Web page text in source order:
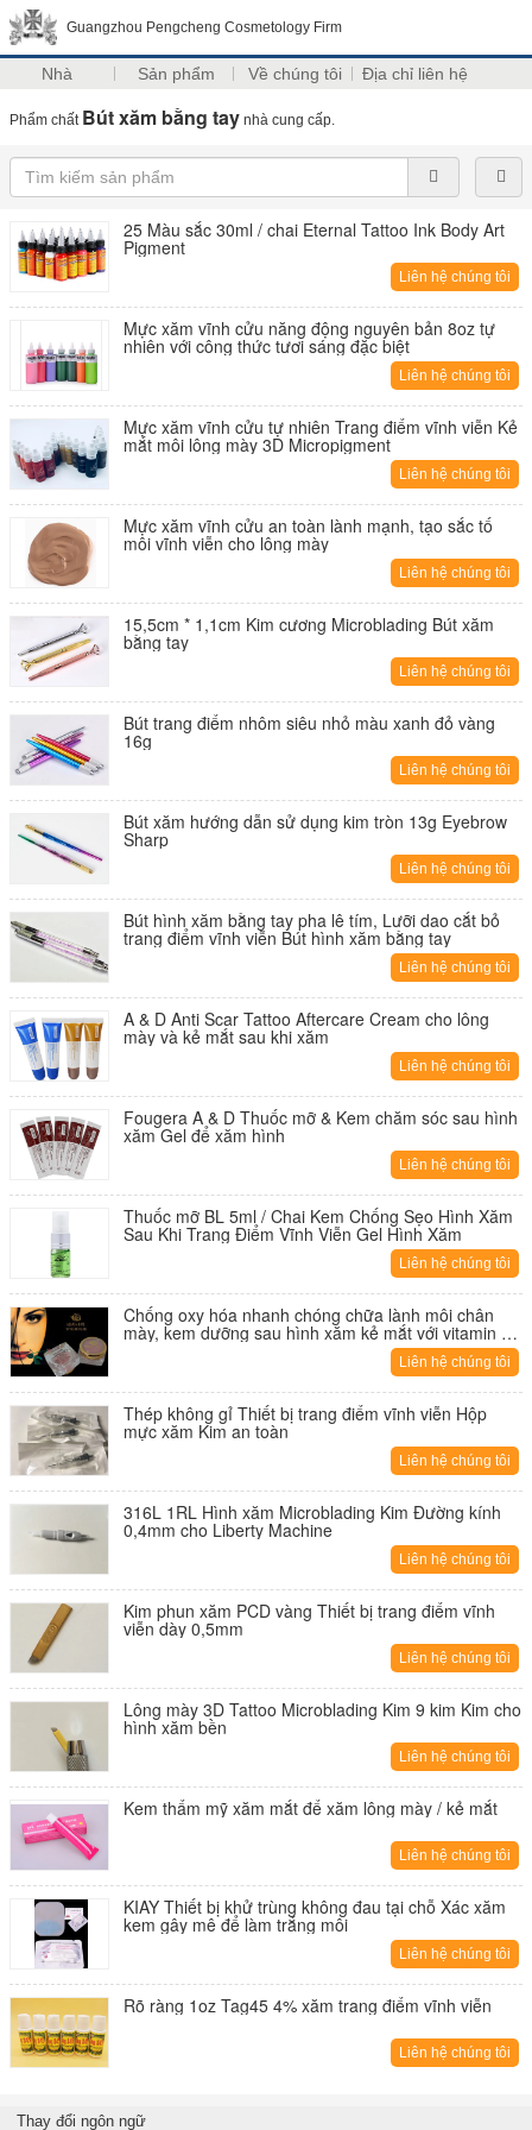
Guangzhou Pengcheng Cosmetology Firm
Nhà Sản phẩm Về chúng tôi Địa chỉ liên hệ
Phẩm chất Bút xăm bằng tay nhà cung cấp.
25 Màu sắc 30ml / chai Eternal Tattoo Ink Body Art
Pigment
Liên hệ chúng tôi
Mực xăm vĩnh cửu năng động nguyên bản 8oz tự
nhiên với công thức tươi sáng đặc biệt
Liên hệ chúng tôi
Mực xăm vĩnh cửu tự nhiên Trang điểm vĩnh viễn Kẻ
mắt môi lông mày 3D Micropigment
Liên hệ chúng tôi
Mực xăm vĩnh cửu an toàn lành mạnh, tạo sắc tố
môi vĩnh viễn cho lông mày
Liên hệ chúng tôi
15,5cm * 1,1cm Kim cương Microblading Bút xăm
bằng tay
Liên hệ chúng tôi
Bút trang điểm nhôm siêu nhỏ màu xanh đỏ vàng
16g
Liên hệ chúng tôi
Bút xăm hướng dẫn sử dụng kim tròn 13g Eyebrow
Sharp
Liên hệ chúng tôi
Bút hình xăm bằng tay pha lê tím, Lưỡi dao cắt bỏ
trang điểm vĩnh viễn Bút hình xăm bằng tay
Liên hệ chúng tôi
A & D Anti Scar Tattoo Aftercare Cream cho lông
mày và kẻ mắt sau khi xăm
Liên hệ chúng tôi
Fougera A & D Thuốc mỡ & Kem chăm sóc sau hình
xăm Gel để xăm hình
Liên hệ chúng tôi
Thuốc mỡ BL 5ml / Chai Kem Chống Sẹo Hình Xăm
Sau Khi Trang Điểm Vĩnh Viễn Gel Hình Xăm
Liên hệ chúng tôi
Chống oxy hóa nhanh chóng chữa lành môi chân
mày, kem dưỡng sau hình xăm kẻ mắt với vitamin A,
Liên hệ chúng tôi
Thép không gỉ Thiết bị trang điểm vĩnh viễn Hộp
mực xăm Kim an toàn
Liên hệ chúng tôi
316L 1RL Hình xăm Microblading Kim Đường kính
0,4mm cho Liberty Machine
Liên hệ chúng tôi
Kim phun xăm PCD vàng Thiết bị trang điểm vĩnh
viễn dày 0,5mm
Liên hệ chúng tôi
Lông mày 3D Tattoo Microblading Kim 9 kim Kim cho
hình xăm bền
Liên hệ chúng tôi
Kem thẩm mỹ xăm mắt để xăm lông mày / kẻ mắt
Liên hệ chúng tôi
KIAY Thiết bị khử trùng không đau tại chỗ Xác xăm
kem gây mê để làm trắng môi
Liên hệ chúng tôi
Rõ ràng 1oz Tag45 4% xăm trang điểm vĩnh viễn
Liên hệ chúng tôi
Thay đổi ngôn ngữ